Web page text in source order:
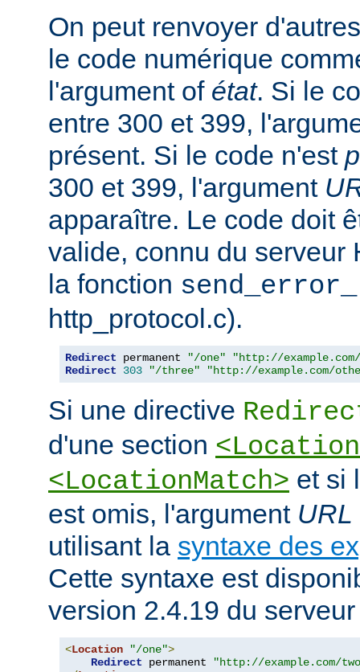
On peut renvoyer
le code numérique
l'argument of état. Si le
entre 300 et 399,
présent. Si le code n'est
300 et 399, l'argument
apparaître. Le code doit
valide, connu du serveur
la fonction
http_protocol.c).
Redirect permanent "/one"
"http://
Redirect
303 "/three" "http://example.com/
Si une directive
d'une section
<LocationMatch> et si
est omis, l'argument URL
utilisant la syntaxe des
Cette syntaxe est
version 2.4.19 du
<Location "/one">
Redirect permanent
"http://example.com/